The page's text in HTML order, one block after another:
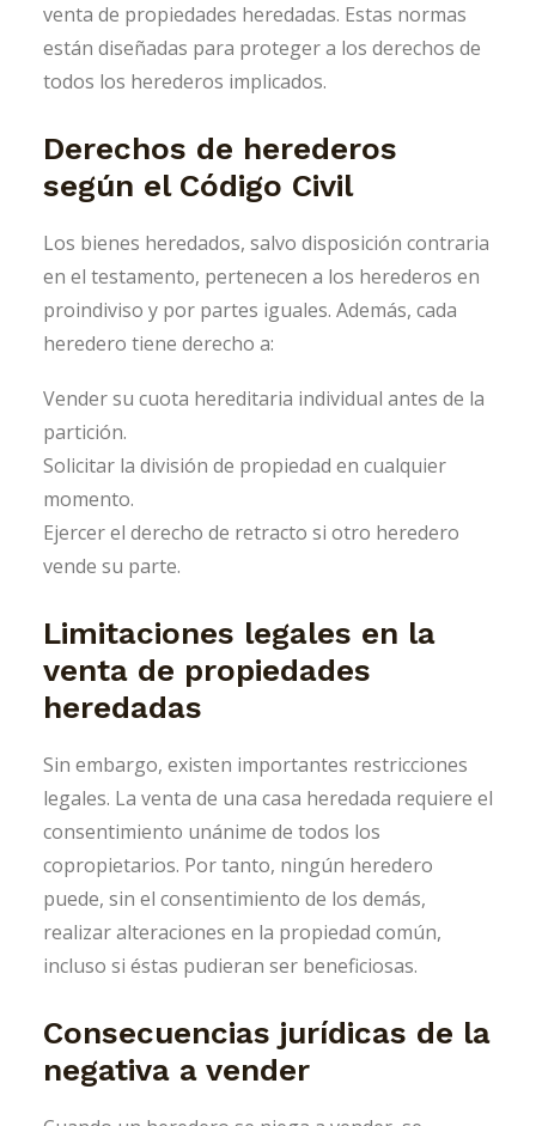
venta de propiedades heredadas. Estas normas
están diseñadas para proteger a los derechos de
todos los herederos implicados.
Derechos de herederos
según el Código Civil
Los bienes heredados, salvo disposición contraria
en el testamento, pertenecen a los herederos en
proindiviso y por partes iguales. Además, cada
heredero tiene derecho a:
Vender su cuota hereditaria individual antes de la
partición.
Solicitar la división de propiedad en cualquier
momento.
Ejercer el derecho de retracto si otro heredero
vende su parte.
Limitaciones legales en la
venta de propiedades
heredadas
Sin embargo, existen importantes restricciones
legales. La venta de una casa heredada requiere el
consentimiento unánime de todos los
copropietarios. Por tanto, ningún heredero
puede, sin el consentimiento de los demás,
realizar alteraciones en la propiedad común,
incluso si éstas pudieran ser beneficiosas.
Consecuencias jurídicas de la
negativa a vender